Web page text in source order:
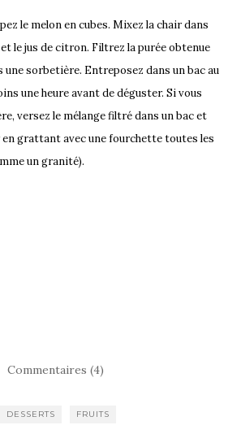
le melon en cubes. Mixez la chair dans
le jus de citron. Filtrez la purée obtenue
sorbetière. Entreposez dans un bac au
une heure avant de déguster. Si vous
versez le mélange filtré dans un bac et
grattant avec une fourchette toutes les
un granité).
er
Commentaires (4)
DESSERTS FRUITS